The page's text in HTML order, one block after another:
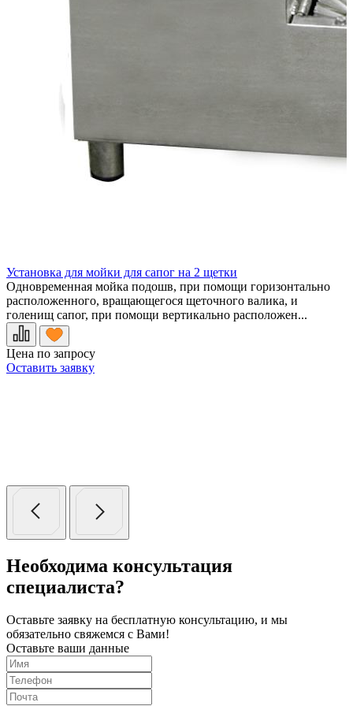
Установка для мойки для сапог на 2 щетки
Одновременная мойка подошв, при помощи горизонтально
расположенного, вращающегося щеточного валика, и
голенищ сапог, при помощи вертикально расположен...
Цена по запросу
Оставить заявку
Необходима консультация
специалиста?
Оставьте заявку на бесплатную консультацию, и мы
обязательно свяжемся с Вами!
Оставьте ваши данные